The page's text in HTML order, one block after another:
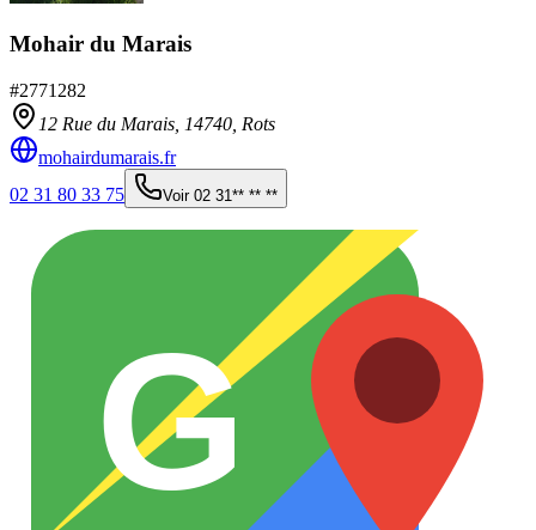
Mohair du Marais
#2771282
12 Rue du Marais, 14740 Rots
mohairdumarais.fr
02 31 80 33 75
Voir 02 31** ** **
G